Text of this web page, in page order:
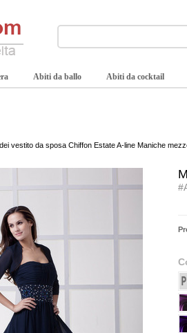
Abiti da ballo Abiti da cocktail
vestito da sposa Chiffon Estate A-line Maniche